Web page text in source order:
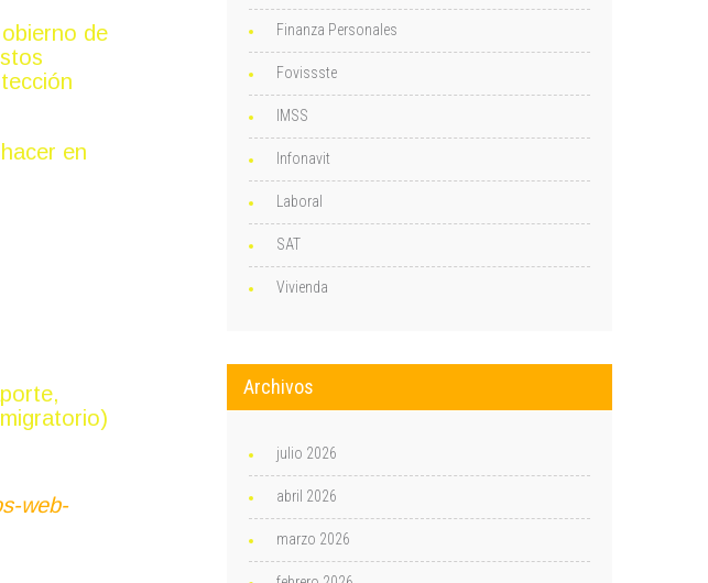
de
en
web-
Finanza Personales
Fovissste
IMSS
Infonavit
Laboral
SAT
Vivienda
Archivos
julio 2026
abril 2026
marzo 2026